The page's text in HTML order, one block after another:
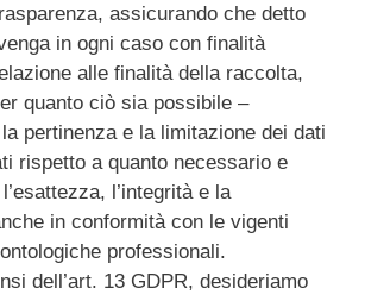
assicurando che detto
in ogni caso con finalità
alle finalità della raccolta,
quanto ciò sia possibile –
la pertinenza e la limitazione dei dati
rispetto a quanto necessario e
l’integrità e la
in conformità con le vigenti
professionali.
dell’art. 13 GDPR, desideriamo